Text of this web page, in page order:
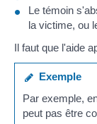
Le témoin
la victime, ou
Il faut que l'aide
Exemple
Par exemple,
peut pas être